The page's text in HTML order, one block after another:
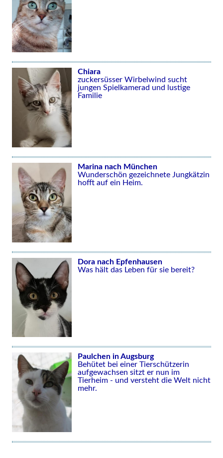
Chiara
zuckersüsser Wirbelwind sucht
jungen Spielkamerad und lustige
Familie
Marina nach München
Wunderschön gezeichnete Jungkätzin
hofft auf ein Heim.
Dora nach Epfenhausen
Was hält das Leben für sie bereit?
Paulchen in Augsburg
Behütet bei einer Tierschützerin
aufgewachsen sitzt er nun im
Tierheim - und versteht die Welt nicht
mehr.